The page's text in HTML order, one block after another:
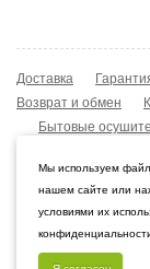
Доставка
Возврат и обмен
Бытовые
Охладители воздуха
© 2009–2026
Саратов,
Мы используем
нашем сайте или
условиями их